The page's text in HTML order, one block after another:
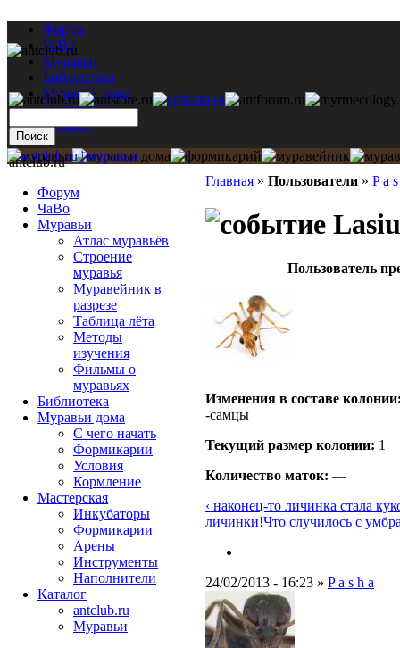
Форум
ЧаВо
Муравьи
Библиотека
Муравьи дома
Мастерская
Каталог
Главная » Пользователи » P a
Пользователь
Изменения в составе
-самцы
Текущий размер кoлонии: 1
Количество маток: —
‹ наконец-то личинка стала
личинки!Что случилось с
24/02/2013 - 16:23 » P a s h a
antclub.ru
Форум
ЧаВо
Муравьи
Атлас муравьёв
Строение
муравья
Муравейник в
разрезе
Таблица лёта
Методы
изучения
Фильмы о
муравьях
Библиотека
Муравьи дома
С чего начать
Формикарии
Условия
Кормление
Мастерская
Инкубаторы
Формикарии
Арены
Инструменты
Наполнители
Каталог
antclub.ru
Муравьи